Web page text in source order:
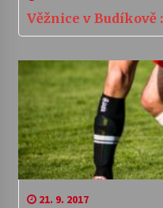
Věžnice v
21. 9. 2017